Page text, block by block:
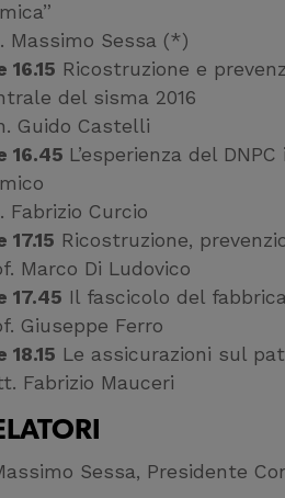
Massimo Sessa (*)
16.15 Ricostruzione e
del sisma 2016
Guido Castelli
16.45 L’esperienza del
Fabrizio Curcio
17.15 Ricostruzione,
Marco Di Ludovico
17.45 Il fascicolo del
Giuseppe Ferro
18.15 Le assicurazioni sul
Fabrizio Mauceri
Sessa, Presidente